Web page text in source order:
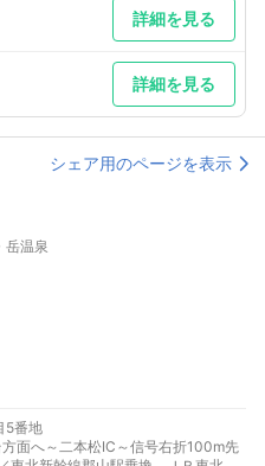
詳細を見る
詳細を見る
シェア用のページを表示
岳温泉
5番地
面へ～二本松IC～信号右折100m先